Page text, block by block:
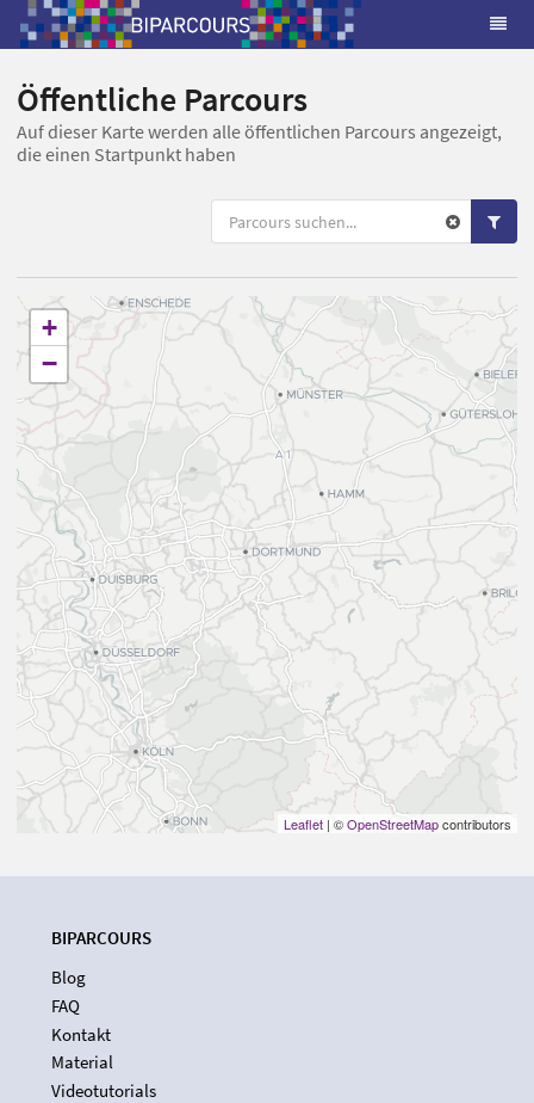
Öffentliche Parcours
Auf dieser Karte werden alle öffentlichen Parcours angezeigt,
die einen Startpunkt haben
+
−
Leaflet | ©OpenStreetMapcontributors
BIPARCOURS
Blog
FAQ
Kontakt
Material
Videotutorials